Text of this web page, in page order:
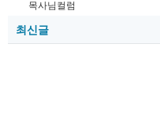
목사님컬럼
최신글